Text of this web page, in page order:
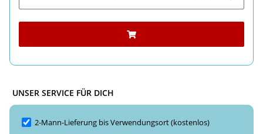
UNSER SERVICE FÜR DICH
2-Mann-Lieferung bis Verwendungsort (kostenlos)